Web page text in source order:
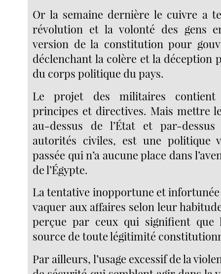
Or la semaine dernière le cuivre a
révolution et la volonté des gens
version de la constitution pour
déclenchant la colère et la déception
du corps politique du pays.
Le projet des militaires contient
principes et directives. Mais mettre
au-dessus de l’État et par-
autorités civiles, est une politique
passée qui n’a aucune place dans
de l’Égypte.
La tentative inopportune et infortunée
vaquer aux affaires selon leur
perçue par ceux qui signifient que
source de toute légitimité
Par ailleurs, l’usage excessif de la